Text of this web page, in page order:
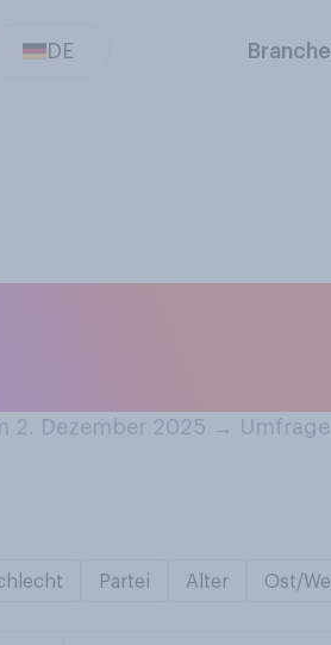
DE
2. Dezember 2025 →
Partei Alter Ost/